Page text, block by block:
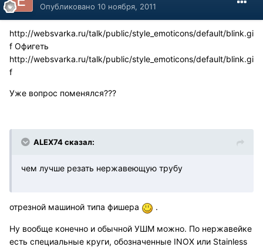
Опубликовано 10 ноября, 2011
http://websvarka.ru/talk/public/style_emoticons/default/blink.gi
f Офигеть
http://websvarka.ru/talk/public/style_emoticons/default/blink.gi
f
Уже вопрос поменялся???
ALEX74 сказал:
чем лучше резать нержавеющую трубу
отрезной машиной типа фишера .
Ну вообще конечно и обычной УШМ можно. По нержавейке
есть специальные круги, обозначенные INOX или Stainless